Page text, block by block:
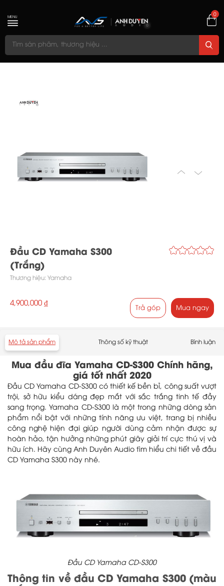
0
MENU
Đầu CD Yamaha S300
(Trắng)
Thương hiệu: Yamaha
4,900,000 ₫
Trả góp Mua ngay
Mô tả sản phẩm Thông số kỹ thuật Bình luận
Mua đầu đĩa Yamaha CD-S300 Chính hãng,
giá tốt nhất 2020
Đầu CD Yamaha CD-S300 có thiết kế bền bỉ, công suất vượt
trội, sở hữu kiểu dáng đẹp mắt với sắc trắng tinh tế đầy
sang trọng. Yamaha CD-S300 là một trong những dòng sản
phẩm nổi bật với những tính năng ưu việt, trang bị nhiều
công nghệ hiện đại giúp người dùng cảm nhận được sự
hoàn hảo, tận hưởng những phút giây giải trí cực thú vị và
hữu ích. Hãy cùng Anh Duyên Audio tìm hiểu chi tiết về đầu
CD Yamaha S300 này nhé.
Đầu CD Yamaha CD-S300
Thông tin về đầu CD Yamaha S300 (màu